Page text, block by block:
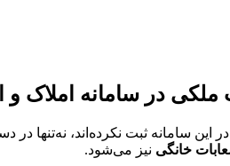
ملکی در سامانه املاک
این سامانه ثبت نکرده‌اند، نه‌تنها در
خانگی نیز می‌شود.